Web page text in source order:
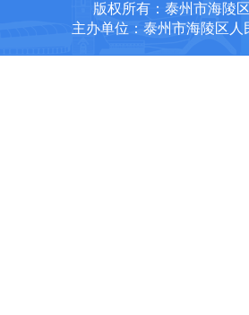
版权所有：泰州市海陵
主办单位：泰州市海陵区人